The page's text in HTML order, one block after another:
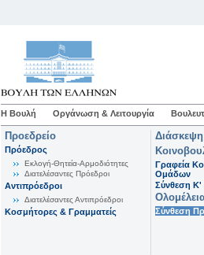
Η Βουλή Οργάνωση & Λειτουργία
Προεδρείο
Πρόεδρος
Εκλογή-Θητεία-Αρμοδιότητες
Διατελέσαντες Πρόεδροι
Αντιπρόεδροι
Διατελέσαντες Αντιπρόεδροι
Κοσμήτορες & Γραμματείς
Γραφεία
Ομάδων
Σύνθεση K'
Σύνθεση